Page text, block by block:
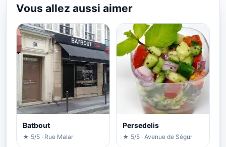
Vous allez aussi aimer
Batbout
★ 5/5 · Rue Malar
Persedelis
★ 5/5 · Avenue de Ségur